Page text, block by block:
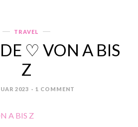
Categories
TRAVEL
♡ VON A BIS
Z
2023 1 COMMENT